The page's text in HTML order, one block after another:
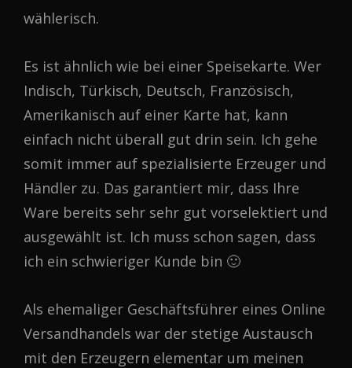
wählerisch.
Es ist ähnlich wie bei einer Speisekarte. Wer
Indisch, Türkisch, Deutsch, Französisch,
Amerikanisch auf einer Karte hat, kann
einfach nicht überall gut drin sein. Ich gehe
somit immer auf spezialisierte Erzeuger und
Händler zu. Das garantiert mir, dass Ihre
Ware bereits sehr sehr gut vorselektiert und
ausgewählt ist. Ich muss schon sagen, dass
ich ein schwieriger Kunde bin 🙂
Als ehemaliger Geschäftsführer eines Online
Versandhandels war der stetige Austausch
mit den Erzeugern elementar um meinen